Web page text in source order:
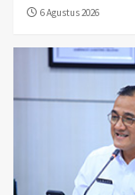
6 Agustus 2026